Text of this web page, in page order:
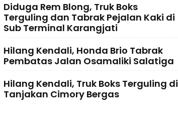
Diduga Rem Blong, Truk Boks
Terguling dan Tabrak Pejalan Kaki di
Sub Terminal Karangjati
Hilang Kendali, Honda Brio Tabrak
Pembatas Jalan Osamaliki Salatiga
Hilang Kendali, Truk Boks Terguling di
Tanjakan Cimory Bergas